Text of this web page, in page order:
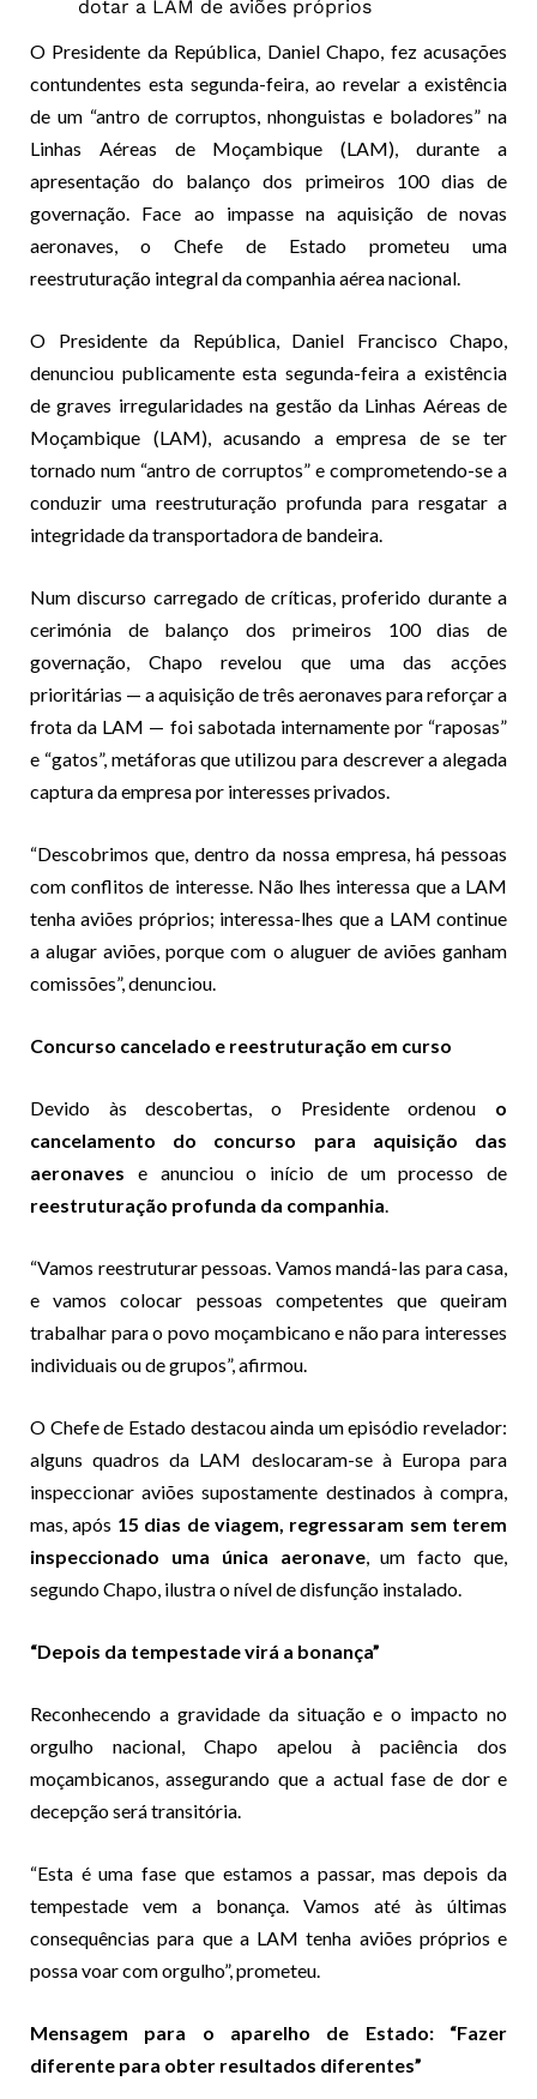
dotar a LAM de aviões próprios
O Presidente da República, Daniel Chapo, fez acusações
contundentes esta segunda-feira, ao revelar a existência
de um “antro de corruptos, nhonguistas e boladores” na
Linhas Aéreas de Moçambique (LAM), durante a
apresentação do balanço dos primeiros 100 dias de
governação. Face ao impasse na aquisição de novas
aeronaves, o Chefe de Estado prometeu uma
reestruturação integral da companhia aérea nacional.
O Presidente da República, Daniel Francisco Chapo,
denunciou publicamente esta segunda-feira a existência
de graves irregularidades na gestão da Linhas Aéreas de
Moçambique (LAM), acusando a empresa de se ter
tornado num “antro de corruptos” e comprometendo-se a
conduzir uma reestruturação profunda para resgatar a
integridade da transportadora de bandeira.
Num discurso carregado de críticas, proferido durante a
cerimónia de balanço dos primeiros 100 dias de
governação, Chapo revelou que uma das acções
prioritárias — a aquisição de três aeronaves para reforçar a
frota da LAM — foi sabotada internamente por “raposas”
e “gatos”, metáforas que utilizou para descrever a alegada
captura da empresa por interesses privados.
“Descobrimos que, dentro da nossa empresa, há pessoas
com conflitos de interesse. Não lhes interessa que a LAM
tenha aviões próprios; interessa-lhes que a LAM continue
a alugar aviões, porque com o aluguer de aviões ganham
comissões”, denunciou.
Concurso cancelado e reestruturação em curso
Devido às descobertas, o Presidente ordenou o
cancelamento do concurso para aquisição das
aeronaves e anunciou o início de um processo de
reestruturação profunda da companhia.
“Vamos reestruturar pessoas. Vamos mandá-las para casa,
e vamos colocar pessoas competentes que queiram
trabalhar para o povo moçambicano e não para interesses
individuais ou de grupos”, afirmou.
O Chefe de Estado destacou ainda um episódio revelador:
alguns quadros da LAM deslocaram-se à Europa para
inspeccionar aviões supostamente destinados à compra,
mas, após 15 dias de viagem, regressaram sem terem
inspeccionado uma única aeronave, um facto que,
segundo Chapo, ilustra o nível de disfunção instalado.
“Depois da tempestade virá a bonança”
Reconhecendo a gravidade da situação e o impacto no
orgulho nacional, Chapo apelou à paciência dos
moçambicanos, assegurando que a actual fase de dor e
decepção será transitória.
“Esta é uma fase que estamos a passar, mas depois da
tempestade vem a bonança. Vamos até às últimas
consequências para que a LAM tenha aviões próprios e
possa voar com orgulho”, prometeu.
Mensagem para o aparelho de Estado: “Fazer
diferente para obter resultados diferentes”